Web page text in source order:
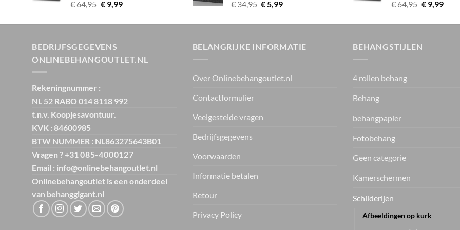
€64,95 Oorspronkelijke
was:
€9,99Huidige
is:
€34,95 Oorspronkelijke
was:
€5,99Huidige
is:
€64,95
was:
€9,99
is:
BEDRIJFSGEGEVENS
ONLINEBEHANGOUTLET.NL
Rekeningnummer :
NL 52 RABO 014 8118 992
t.n.v. Koopjesavontuur.
KVK : 84600985
BTW NUMMER : NL863275643B01
Vragen ? +31 085-4000127
Email : info@onlinebehangoutlet.nl
Onlinebehangoutlet is een onderdeel
van behanggigant.nl
BELANGRIJKE INFORMATIE
Over Onlinebehangoutlet.nl
Contactformulier
Veelgestelde vragen
Bedrijfsgegevens
Voorwaarden
Informatie betalen
Retour
Privacy Policy
BEHANGSTIJLEN
4 rollen behang
Behang
behangpapier
Fotobehang
Geen categorie
Kamerschermen
Schilderijen
Afbeeldingen op kurk